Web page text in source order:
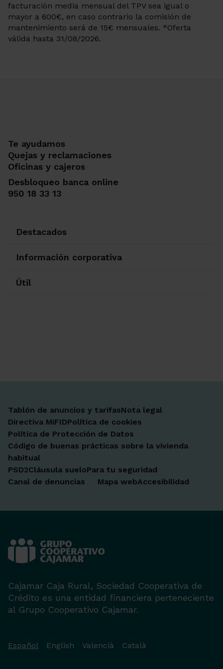
facturación media mensual del TPV sea igual o
mayor a 600€, en caso contrario la comisión de
mantenimiento será de 15€ mensuales. *Oferta
válida hasta 31/08/2026.
Te ayudamos
Quejas y reclamaciones
Oficinas y cajeros
Desbloqueo banca online
950 18 33 13
Destacados
Información corporativa
Útil
Tablón de anuncios y tarifasNota legal
Directiva MiFIDPolítica de cookies
Política de Protección de Datos
Código de buenas prácticas sobre la vivienda
habitual
PSD2Cláusula sueloPara tu seguridad
Canal de denuncias
Mapa webAccesibilidad
Cajamar Caja Rural, Sociedad Cooperativa de
Crédito es una entidad financiera perteneciente
al Grupo Cooperativo Cajamar.
Español English Valencià Català